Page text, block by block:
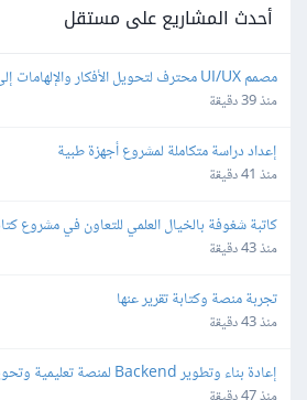
أحدث المشاريع على مستقل
مصمم UI/UX محترف لتحويل الأفكار والإلهامات إلى تصميم موقع متكامل
منذ 39 دقيقة
إعداد دراسة متكاملة لمشروع أجهزة طبية
منذ 41 دقيقة
كاتبة شغوفة بالخيال العلمي للتعاون في مشروع
منذ 43 دقيقة
تجربة منصة وكتابة تقرير عنها
منذ 43 دقيقة
إعادة بناء وتطوير Backend لمنصة تعليمية وتحويله من Flask إلى Node.js